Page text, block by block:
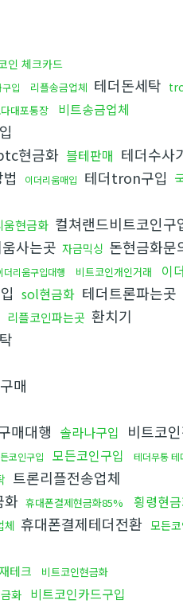
인 체크카드
입 리플송금업체 테더돈세탁
대포통장 비트송금업체
현금화 블테판매 테더수사
이더리움매입 테더tron구입
움현금화 컬쳐랜드비트코인구
사는곳 자금믹싱 돈현금화문
더리움구입대행 비트코인개인거래 이
sol현금화 테더트론파는곳
리플코인파는곳 환치기
매
매대행 솔라나구입 비트코
코인구입 모든코인구입 테더무통 테
트론리플전송업체
화 휴대폰결제현금화85% 횡령현
체 휴대폰결제테더전환 모든
테크 비트코인현금화
화
비트코인카드구입